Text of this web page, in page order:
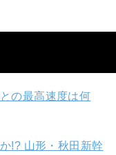
の最高速度は何
!? 山形・秋田新幹